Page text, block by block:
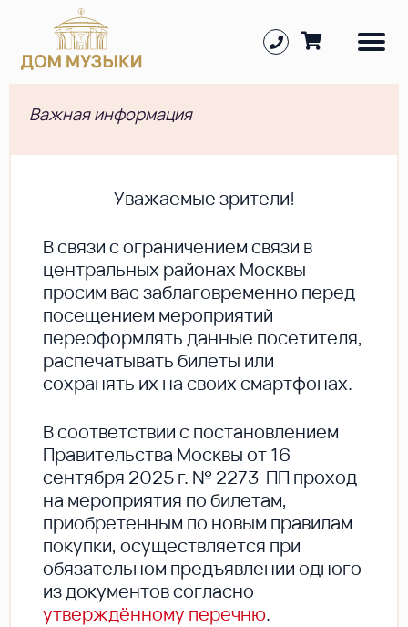
Важная информация
Уважаемые зрители!
В cвязи с ограничением связи в
центральных районах Москвы
просим вас заблаговременно перед
посещением мероприятий
переоформлять данные посетителя,
распечатывать билеты или
сохранять их на своих смартфонах.
В соответствии с постановлением
Правительства Москвы от 16
сентября 2025 г. № 2273-ПП проход
на мероприятия по билетам,
приобретенным по новым правилам
покупки, осуществляется при
обязательном предъявлении одного
из документов согласно
утверждённому перечню.